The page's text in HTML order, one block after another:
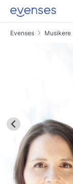
Evenses Musikere